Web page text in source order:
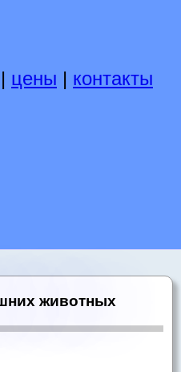
| цены | контакты
животных